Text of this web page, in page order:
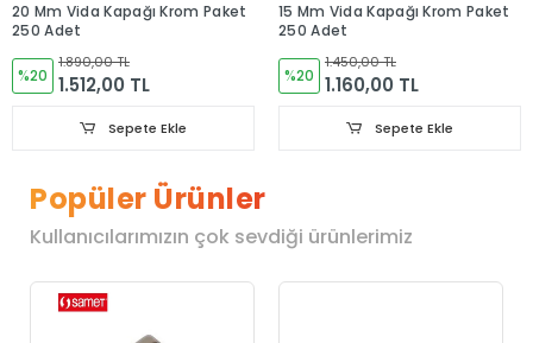
20 Mm Vida Kapağı Krom Paket
250 Adet
%20
1.890,00 TL
1.512,00 TL
Sepete Ekle
15 Mm Vida Kapağı Krom Paket
250 Adet
%20
1.450,00 TL
1.160,00 TL
Sepete Ekle
Popüler Ürünler
Kullanıcılarımızın çok sevdiği ürünlerimiz